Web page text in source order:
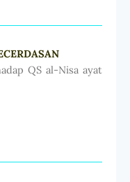
QS al-Nisa ayat